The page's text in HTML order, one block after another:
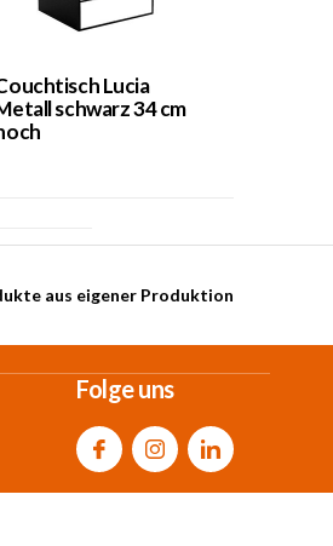
Lucia
schwarz 34 cm
aus eigener Produktion
Folge uns